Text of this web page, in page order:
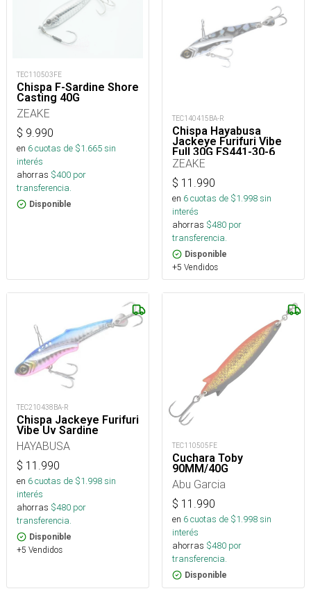
TEC110503FE
Chispa F-Sardine Shore
Casting 40G
ZEAKE
$ 9.990
en 6cuotas de $1.665sin
interés
ahorras $400 por
transferencia.
Disponible
TEC140415BA-R
Chispa Hayabusa
Jackeye Furifuri Vibe
Full 30G FS441-30-6_
ZEAKE
$ 11.990
en 6cuotas de $1.998sin
interés
ahorras $480 por
transferencia.
Disponible
+5 Vendidos
TEC210438BA-R
Chispa Jackeye Furifuri
Vibe Uv Sardine
HAYABUSA
$ 11.990
en 6cuotas de $1.998sin
interés
ahorras $480 por
transferencia.
Disponible
+5 Vendidos
TEC110505FE
Cuchara Toby
90MM/40G
Abu Garcia
$ 11.990
en 6cuotas de $1.998sin
interés
ahorras $480 por
transferencia.
Disponible